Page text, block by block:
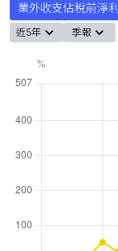
業外收支佔稅前淨
近5年 季報